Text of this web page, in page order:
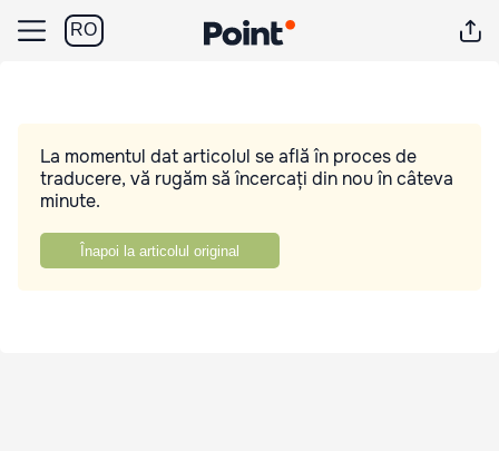
RO
La momentul dat articolul se află în proces de
traducere, vă rugăm să încercați din nou în câteva
minute.
Înapoi la articolul original